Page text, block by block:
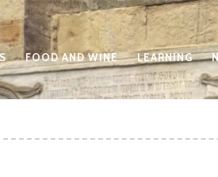
FOOD AND WINE LEARNING